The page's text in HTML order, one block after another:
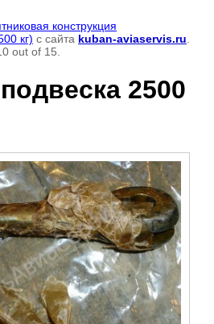
конструкция
кг) с сайта kuban-aviaservis.ru
out of 15.
2500